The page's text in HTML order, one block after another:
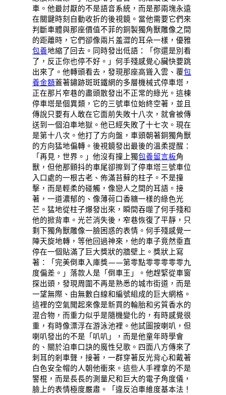
車。他最討厭的不是語音系統，而是那兩塊永遠
在關鍵時刻自動收折的後視鏡。當他需要它們來
判斷車體與那座價值不菲的銅製獨角獸雕像之間
的距離時，它們卻像兩片羞澀的耳朵一樣，優雅
包養地縮了回去。同時發出低語：「你還是別看
了，反正你也停不好。」何手殘感覺心臟快要跳
出來了。他轉頭看去，發現那座高聳入雲、覆包
養金額蓋著鏽跡斑斑鐵網的多層機械式停車塔，
正在那片窄巷的盡頭散發出不正常的綠光。這棟
停車塔是個異類，它的三號車位始終空著，並且
傳說只要有人敢在它面前失敗十八次，就會被傳
送到一個泊車地獄。他已經失敗了十七次。現在
是第十八次。他打了方向盤，車頭朝著銅獨角獸
的方向猛地偏轉。後視鏡發出最後的溫柔提醒：
「再見，世界。」他沒有撞上獨包養留言板角
獸，但他那顫抖的車尾卻擦到了停車塔三號車位
入口處的一根古老、佈滿苔蘚的柱子。不是撞
擊，而是輕柔的碰觸，像戀人之間的耳語。接
著，一道濃郁的、像薄荷口香糖一樣的綠色光
芒。猛地從柱子爆發出來，瞬間吞噬了何手殘和
他的掀背車。光芒消失後，窄巷恢復了平靜，只
剩下獨角獸雕像一臉困惑的表情。何手殘感覺一
陣天旋地轉，等他回過神來，他的車子竟然垂直
停在一個貼滿了巨大獎狀的牆壁上。獎狀上寫
著：「完美倒車入庫獎——第零點零零零零零九
度偏差。」落款人是「倒車王」。他趕緊從車窗
探出頭，發現周圍不再是熟悉的城市街道，而是
一望無際、由無數白線和編號組成的巨大網格。
這裡的空氣聞起來像是新買的輪胎和劣質香水的
混合物，而重力似乎是隨機變化的，有時感覺很
重，有時像漂浮在游泳池裡。他試圖按喇叭，但
喇叭發出的不是「叭叭」，而是他童年時學會
的、關於泊車口訣的魔性兒歌。四面八方傳來了
刺耳的剎車聲，接著，一群穿著反光背心和戴著
白色安全帽的人朝他衝來。這些人手裡拿的不是
警棍，而是長長的測量尺和巨大的電子角度儀，
臉上的表情極度嚴肅。「違反泊車維度基本法！